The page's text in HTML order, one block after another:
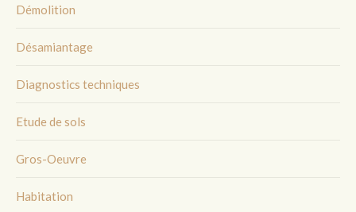
Démolition
Désamiantage
Diagnostics techniques
Etude de sols
Gros-Oeuvre
Habitation